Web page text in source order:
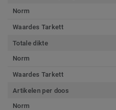
Norm
Waardes Tarkett
Totale dikte
Norm
Waardes Tarkett
Artikelen per doos
Norm